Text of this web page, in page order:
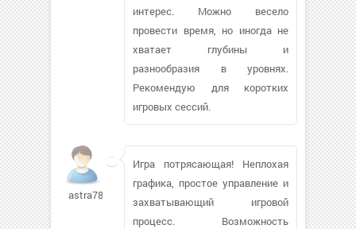
интерес. Можно весело
провести время, но иногда не
хватает глубины и
разнообразия в уровнях.
Рекомендую для коротких
игровых сессий.
astra78el572
Игра потрясающая! Неплохая
графика, простое управление и
захватывающий игровой
процесс. Возможность